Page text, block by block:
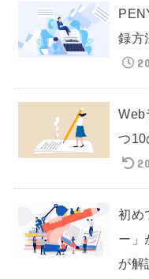
録方
Web
つ10
初め
ー」
が解